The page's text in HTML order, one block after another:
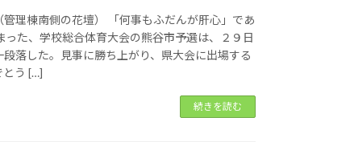
理棟南側の花壇） 「何事もふだんが肝心」であ
った、学校総合体育大会の熊谷市予選は、２９日
落した。見事に勝ち上がり、県大会に出場する
とう […]
続きを読む